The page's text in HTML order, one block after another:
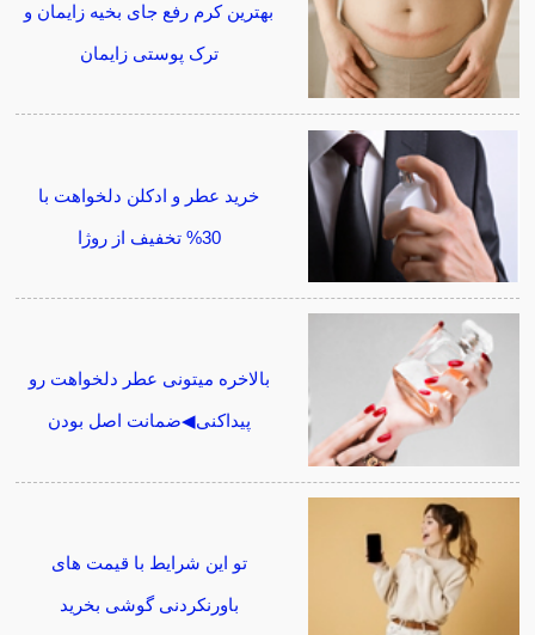
بهترین کرم رفع جای بخیه زایمان و
ترک پوستی زایمان
خرید عطر و ادکلن دلخواهت با
30% تخفیف از روژا
بالاخره میتونی عطر دلخواهت رو
پیداکنی◀ضمانت اصل بودن
تو این شرایط با قیمت های
باورنکردنی گوشی بخرید